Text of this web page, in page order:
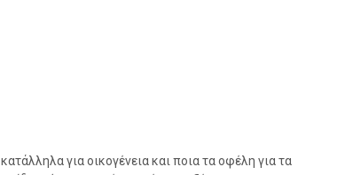
για οικογένεια και ποια τα οφέλη για τα